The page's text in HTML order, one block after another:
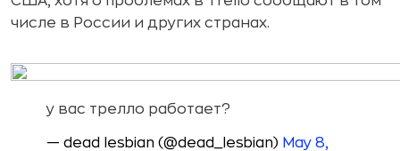
числе в России и других странах.
у вас трелло работает?
— dead lesbian (@dead_lesbian) May 8,